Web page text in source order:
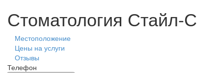
Стоматология Стайл-С
Местоположение
Цены на услуги
Отзывы
Телефон